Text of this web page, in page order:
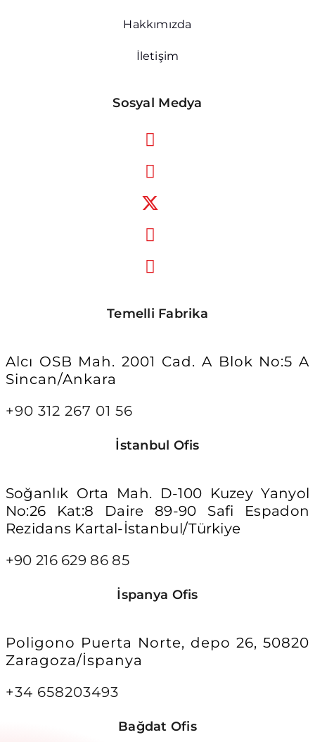
Hakkımızda
İletişim
Sosyal Medya
Temelli Fabrika
Alcı OSB Mah. 2001 Cad. A Blok No:5 A
Sincan/Ankara
+90 312 267 01 56
İstanbul Ofis
Soğanlık Orta Mah. D-100 Kuzey Yanyol
No:26 Kat:8 Daire 89-90 Safi Espadon
Rezidans Kartal-İstanbul/Türkiye
+90 216 629 86 85
İspanya Ofis
Poligono Puerta Norte, depo 26, 50820
Zaragoza/İspanya
+34 658203493
Bağdat Ofis